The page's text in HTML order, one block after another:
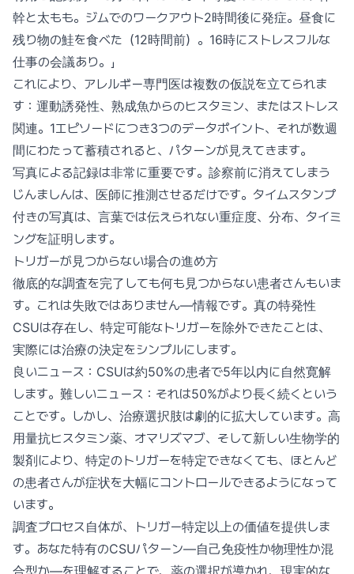
幹と太もも。ジムでのワークアウト2時間後に発症。昼食に
残り物の鮭を食べた（12時間前）。16時にストレスフルな
仕事の会議あり。」
これにより、アレルギー専門医は複数の仮説を立てられま
す：運動誘発性、熟成魚からのヒスタミン、またはストレス
関連。1エピソードにつき3つのデータポイント、それが数週
間にわたって蓄積されると、パターンが見えてきます。
写真による記録は非常に重要です。診察前に消えてしまう
じんましんは、医師に推測させるだけです。タイムスタンプ
付きの写真は、言葉では伝えられない重症度、分布、タイミ
ングを証明します。
トリガーが見つからない場合の進め方
徹底的な調査を完了しても何も見つからない患者さんもいま
す。これは失敗ではありません—情報です。真の特発性
CSUは存在し、特定可能なトリガーを除外できたことは、
実際には治療の決定をシンプルにします。
良いニュース：CSUは約50%の患者で5年以内に自然寛解
します。難しいニュース：それは50%がより長く続くという
ことです。しかし、治療選択肢は劇的に拡大しています。高
用量抗ヒスタミン薬、オマリズマブ、そして新しい生物学的
製剤により、特定のトリガーを特定できなくても、ほとんど
の患者さんが症状を大幅にコントロールできるようになって
います。
調査プロセス自体が、トリガー特定以上の価値を提供しま
す。あなた特有のCSUパターン—自己免疫性か物理性か混
合型か—を理解することで、薬の選択が導かれ、現実的な